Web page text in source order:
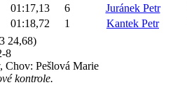
01:17,13 6 Juránek Petr
01:18,72 1 Kantek Petr
24,68)
8
Chov: Pešlová Marie
kontrole.